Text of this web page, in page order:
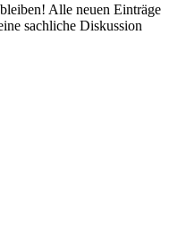
Alle neuen Einträge
sachliche Diskussion